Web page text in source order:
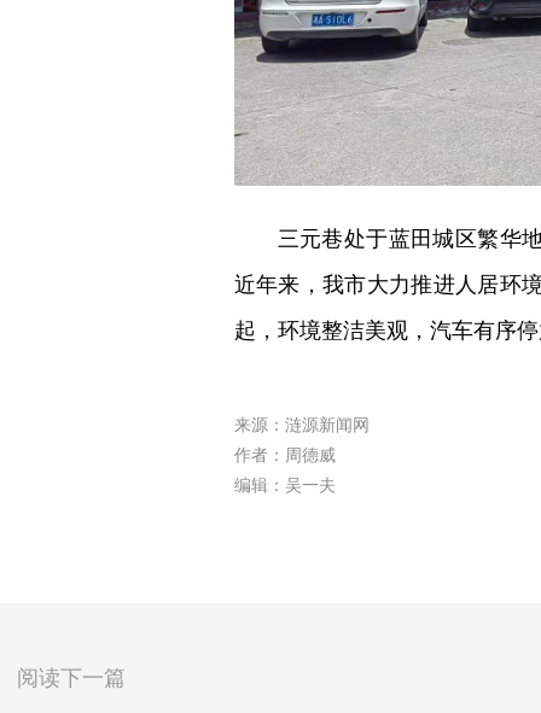
三元巷处于蓝田城区繁华
近年来，我市大力推进人居环
起，环境整洁美观，汽车有序
来源：涟源新闻网
作者：周德威
编辑：吴一夫
阅读下一篇